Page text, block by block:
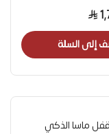
إلى السلة
ماسا الذكي